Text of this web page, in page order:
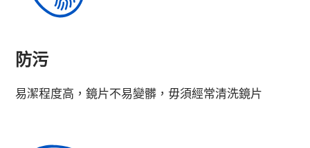
防污
易潔程度高，鏡片不易變髒，毋須經常清洗鏡片